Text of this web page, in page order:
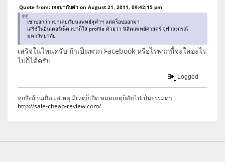
Quote from: เจอมากับตัว on August 21, 2011, 09:42:15 pm
เขาบอกว่า เขาเคยเรียนแพทย์จุฬาฯ แต่ดร็อปออกมา
เสริช์ในอินเตอร์เน็ต เขาก็ใส่ profile ด้วยว่า นิสิตแพทย์ศาสตร์ จุฬาลงกรณ์
มหาวิทยาลัย
เสริจในไหนครับ ถ้าเป็นพวก Facebook หรือไรพวกนี้จะใส่อะไร
ไปก็ได้ครับ
Logged
ทุกสิ่งล้วนเกิดแต่เหตุ มีเหตุก็เกิด หมดเหตุก็ดับไปเป็นธรรมดา
http://sale-cheap-review.com/